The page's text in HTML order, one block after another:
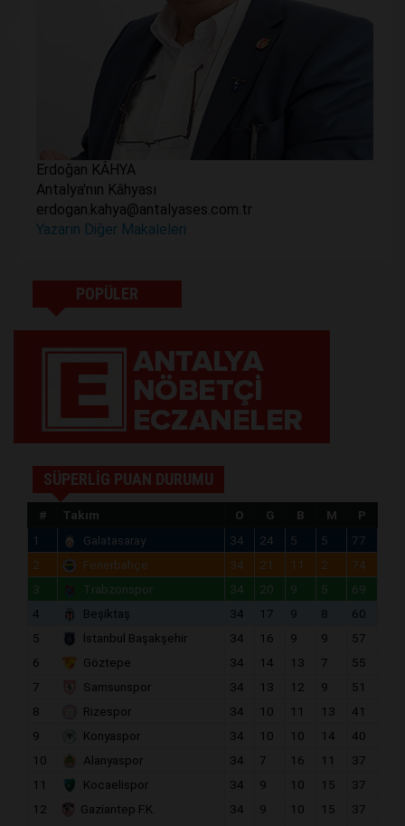
Erdoğan KÂHYA
Antalya'nın Kâhyası
erdogan.kahya@antalyases.com.tr
Yazarın Diğer Makaleleri
POPÜLER
SÜPERLİG PUAN DURUMU
# Takım O G B M
P
1
Galatasaray 34 24 5 5
77
2
Fenerbahçe 34 21 11 2
74
3
Trabzonspor 34 20 9 5
69
4
Beşiktaş 34 17 9 8
60
5
İstanbul Başakşehir 34 16 9 9
57
6
Göztepe 34 14 13 7
55
7
Samsunspor 34 13 12 9
51
8
Rizespor 34 10 11 13
41
9
Konyaspor 34 10 10 14
40
10
Alanyaspor 34 7 16 11
37
11
Kocaelispor 34 9 10 15
37
12
Gaziantep F.K. 34 9 10 15
37